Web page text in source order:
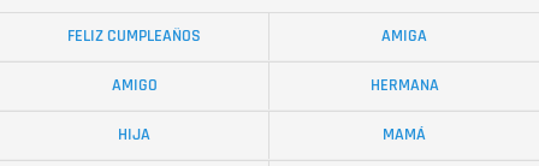
FELIZ CUMPLEAÑOS AMIGA
AMIGO HERMANA
HIJA MAMÁ